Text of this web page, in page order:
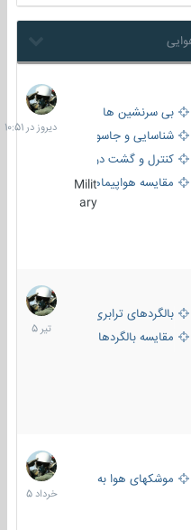
بی سرنشین ها
شناسایی و جاسوسی
کنترل و گشت دریایی
مقایسه هواپیماهاMilit
ary
دیروز
در
10:51
بالگردهای ترابری
مقایسه بالگردها
22
تیر
1405
موشکهای هوا به سطح
30
خرداد
1405